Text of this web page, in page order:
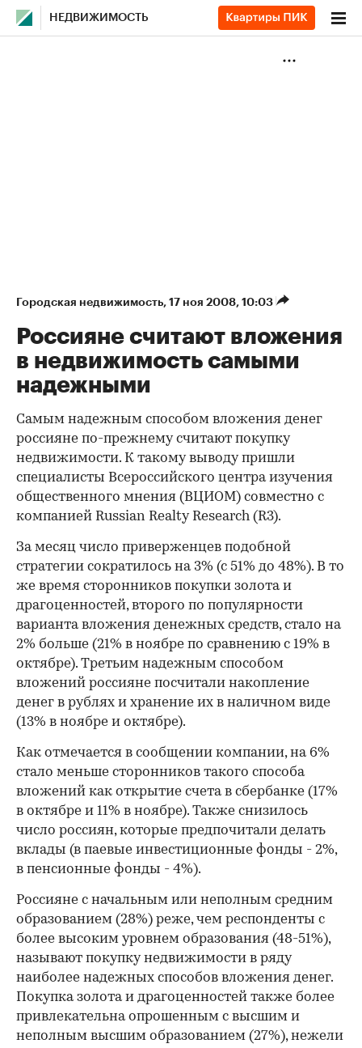
НЕДВИЖИМОСТЬ
Городская недвижимость⁠, 17 ноя 2008, 10:03
Россияне считают вложения
в недвижимость самыми
надежными
Самым надежным способом вложения денег
россияне по-прежнему считают покупку
недвижимости. К такому выводу пришли
специалисты Всероссийского центра изучения
общественного мнения (ВЦИОМ) совместно с
компанией Russian Realty Research (R3).
За месяц число приверженцев подобной
стратегии сократилось на 3% (с 51% до 48%). В то
же время сторонников покупки золота и
драгоценностей, второго по популярности
варианта вложения денежных средств, стало на
2% больше (21% в ноябре по сравнению с 19% в
октябре). Третьим надежным способом
вложений россияне посчитали накопление
денег в рублях и хранение их в наличном виде
(13% в ноябре и октябре).
Как отмечается в сообщении компании, на 6%
стало меньше сторонников такого способа
вложений как открытие счета в сбербанке (17%
в октябре и 11% в ноябре). Также снизилось
число россиян, которые предпочитали делать
вклады (в паевые инвестиционные фонды - 2%,
в пенсионные фонды - 4%).
Россияне с начальным или неполным средним
образованием (28%) реже, чем респонденты с
более высоким уровнем образования (48-51%),
называют покупку недвижимости в ряду
наиболее надежных способов вложения денег.
Покупка золота и драгоценностей также более
привлекательна опрошенным с высшим и
неполным высшим образованием (27%), нежели